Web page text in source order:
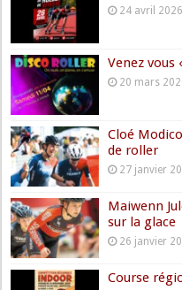
24 avril 2026
Venez vous
20 mars
Cloé
de roller
27 janvier
Maiwenn
sur la glace
26 janvier
Course